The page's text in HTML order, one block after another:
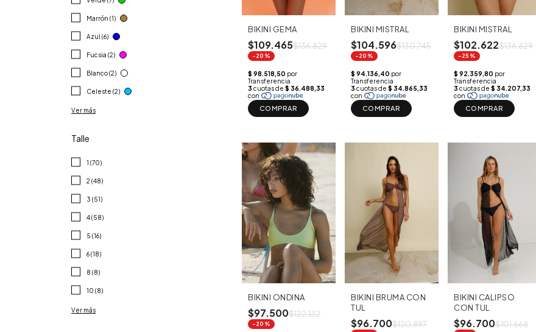
Marrón (1)
Azul (6)
Fucsia (2)
Blanco (2)
Celeste (2)
Ver más
Talle
1 (70)
2 (48)
3 (51)
4 (58)
5 (16)
6 (18)
8 (8)
10 (8)
Ver más
BIKINI GEMA
$109.465$136.829
-20%
COMPRAR
BIKINI MISTRAL
$104.596$130.745
-20%
COMPRAR
BIKINI MISTRAL
$102.622$136.829
-25%
COMPRAR
BIKINI ONDINA
$97.500$122.132
-20%
BIKINI BRUMA CON
TUL
$96.700$120.897
BIKINI CALIPSO
CON TUL
$96.700$101.668